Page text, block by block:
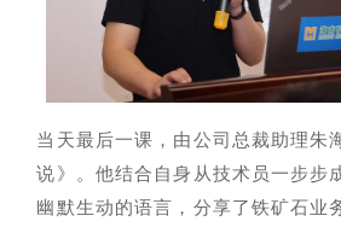
当天最后一课，由公司总裁助理朱
说》。他结合自身从技术员一步步
幽默生动的语言，分享了铁矿石业